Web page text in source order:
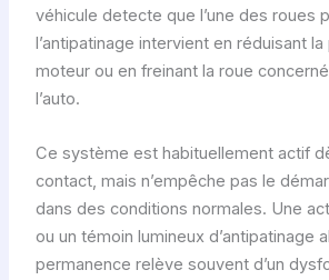
véhicule detecte que l’une des roues
l’antipatinage intervient en réduisant
moteur ou en freinant la roue
l’auto.
Ce système est habituellement actif
contact, mais n’empêche pas le
dans des conditions normales. Une
ou un témoin lumineux d’antipatinage
permanence relève souvent d’un